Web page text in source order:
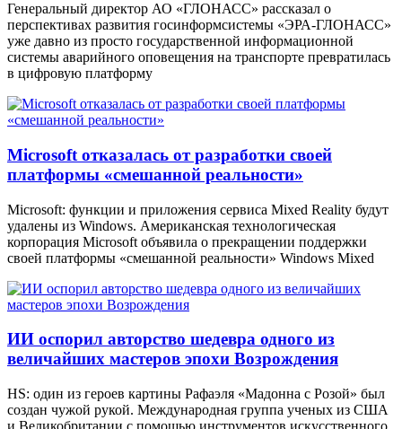
Генеральный директор АО «ГЛОНАСС» рассказал о
перспективах развития госинформсистемы «ЭРА-ГЛОНАСС»
уже давно из просто государственной информационной
системы аварийного оповещения на транспорте превратилась
в цифровую платформу
Microsoft отказалась от разработки своей
платформы «смешанной реальности»
Microsoft: функции и приложения сервиса Mixed Reality будут
удалены из Windows. Американская технологическая
корпорация Microsoft объявила о прекращении поддержки
своей платформы «смешанной реальности» Windows Mixed
ИИ оспорил авторство шедевра одного из
величайших мастеров эпохи Возрождения
HS: один из героев картины Рафаэля «Мадонна с Розой» был
создан чужой рукой. Международная группа ученых из США
и Великобритании с помощью инструментов искусственного